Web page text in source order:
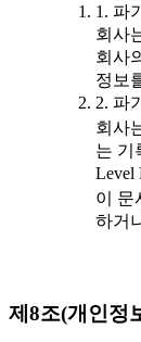
1. 파
회사
회사
정보
2. 파
회사
는 기
Level
이 문
하거
제8조(개인정